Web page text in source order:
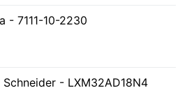
- 7111-10-2230
- LXM32AD18N4